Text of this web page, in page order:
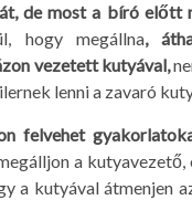
de most a bíró előtt
hogy megállna,
vezetett kutyával,
lenni a zavaró
felvehet
a kutyavezető,
a kutyával átmenjen